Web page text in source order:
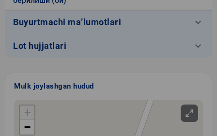
Buyurtmachi ma’lumotlari keyboard_arrow_down
Lot hujjatlari keyboard_arrow_down
Mulk joylashgan hudud
+
−